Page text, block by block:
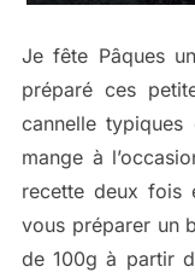
Je fête Pâques
préparé ces
cannelle typiques
mange à
recette deux fois
vous préparer un
de 100g à partir